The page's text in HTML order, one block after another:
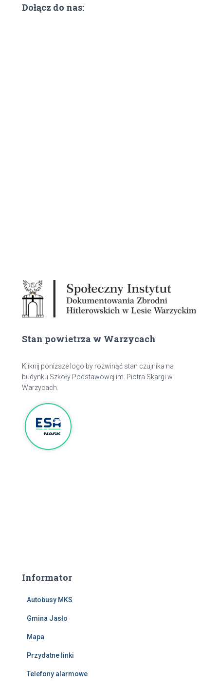
Dołącz do nas:
Stan powietrza w Warzycach
Kliknij poniższe logo by rozwinąć stan czujnika na
budynku Szkoły Podstawowej im. Piotra Skargi w
Warzycach.
Informator
Autobusy MKS
Gmina Jasło
Mapa
Przydatne linki
Telefony alarmowe